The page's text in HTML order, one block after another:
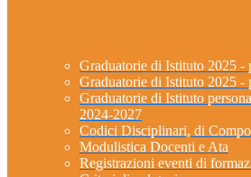
Graduatorie di Istituto 2025
Graduatorie di Istituto 2025 -
Graduatorie di Istituto
2024-2027
Codici Disciplinari, di
Modulistica Docenti e Ata
Registrazioni eventi di